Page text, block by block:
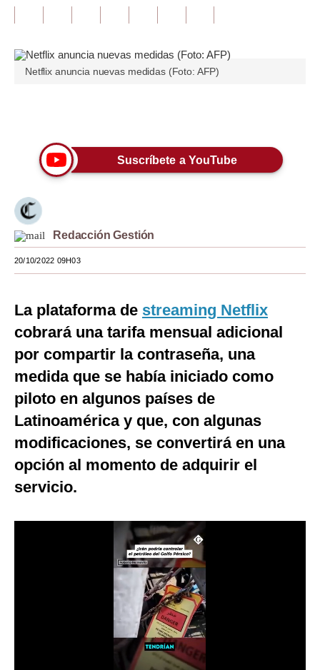
Finanzas Personales
Plus G
Pregunta de hoy
Tendencias
Lujo
Viajes
Estilos
Mundo
EEUU
México
España
Internacional
Tecnología
Club del Suscriptor
Netflix anuncia nuevas medidas (Foto: AFP)
Suscríbete a YouTube
Redacción Gestión
20/10/2022 09H03
La plataforma de streaming Netflix
cobrará una tarifa mensual adicional
por compartir la contraseña, una
medida que se había iniciado como
piloto en algunos países de
Latinoamérica y que, con algunas
modificaciones, se convertirá en una
opción al momento de adquirir el
servicio.